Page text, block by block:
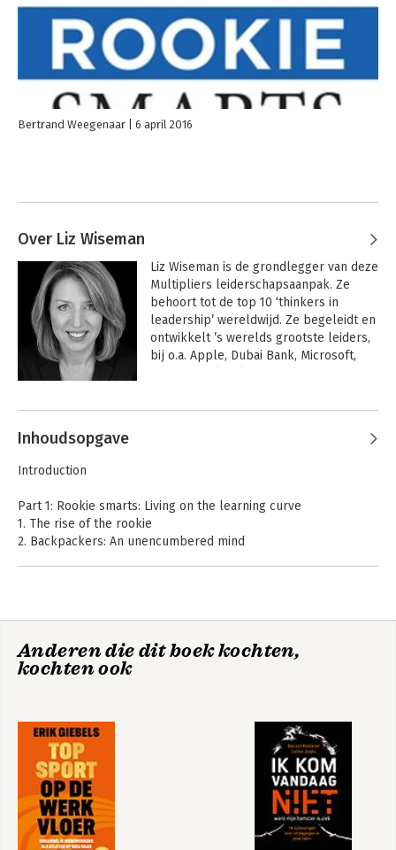
Bertrand Weegenaar 6 april 2016
Over Liz Wiseman
Liz Wiseman is de grondlegger van deze
Multipliers leiderschapsaanpak. Ze
behoort tot de top 10 ‘thinkers in
leadership’ wereldwijd. Ze begeleidt en
ontwikkelt ’s werelds grootste leiders,
bij o.a. Apple, Dubai Bank, Microsoft,
Zij is voorzitter van The Wiseman Group,
Andere boeken door Liz Wiseman
Inhoudsopgave
Introduction
Part 1: Rookie smarts: Living on the learning curve
1. The rise of the rookie
2. Backpackers: An unencumbered mind
6. The perpetual rookie
7. Rookie revival
Acknowledgments
A: The Research process
B: Frequently asked questions
C: Learning experiments
D: Learning itineraries
E: Rookies and perpetual rookies
F: Discussion fire starter
Anderen die dit boek kochten,
kochten ook